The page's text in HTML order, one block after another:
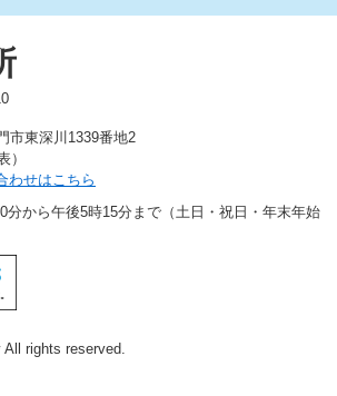
市東深川1339番地2
）
わせはこちら
分から午後5時15分まで（土日・祝日・年末年始
rights reserved.